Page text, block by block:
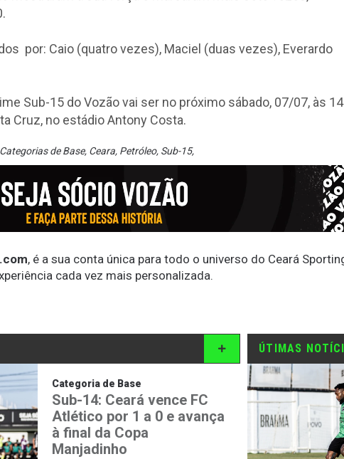
por: Caio (quatro vezes), Maciel (duas vezes), Everardo
Sub-15 do Vozão vai ser no próximo sábado, 07/07, às 14
Cruz, no estádio Antony Costa.
Categorias de Base, Ceara, Petróleo, Sub-15,
, é a sua conta única para todo o universo do Ceará
cada vez mais personalizada.
Categoria de Base
Sub-14: Ceará vence FC
Atlético por 1 a 0 e avança
à final da Copa
Manjadinho
ÚTIMAS